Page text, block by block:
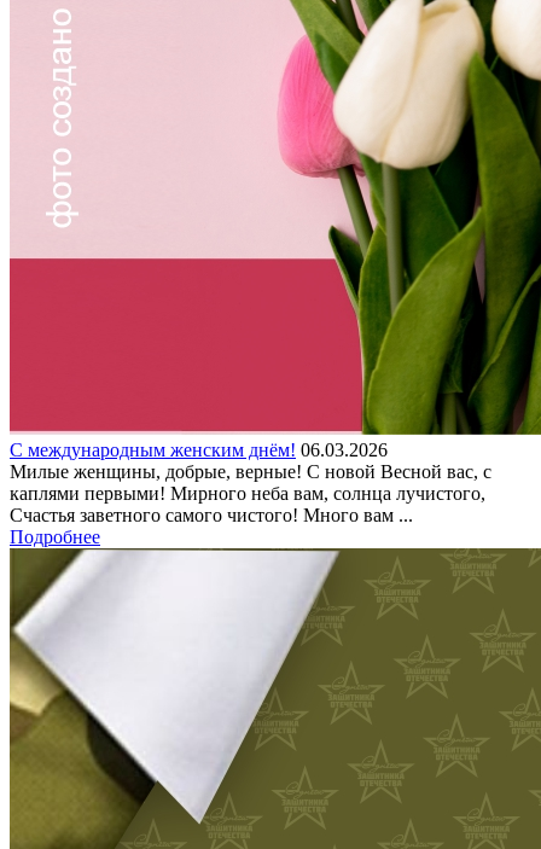
С международным женским днём! 06.03.2026
Милые женщины, добрые, верные! С новой Весной вас, с
каплями первыми! Мирного неба вам, солнца лучистого,
Счастья заветного самого чистого! Много вам ...
Подробнее